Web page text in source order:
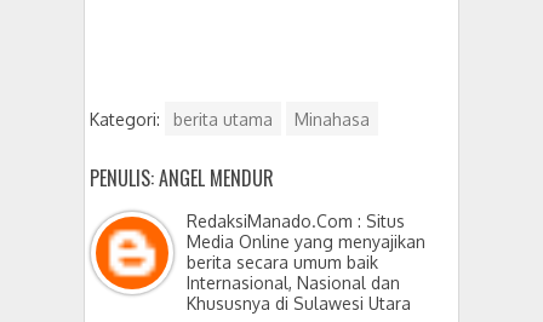
Kategori: berita utama Minahasa
PENULIS: ANGEL MENDUR
RedaksiManado.Com : Situs
Media Online yang menyajikan
berita secara umum baik
Internasional, Nasional dan
Khususnya di Sulawesi Utara